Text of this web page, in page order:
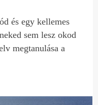
és egy kellemes
sem lesz okod
megtanulása a